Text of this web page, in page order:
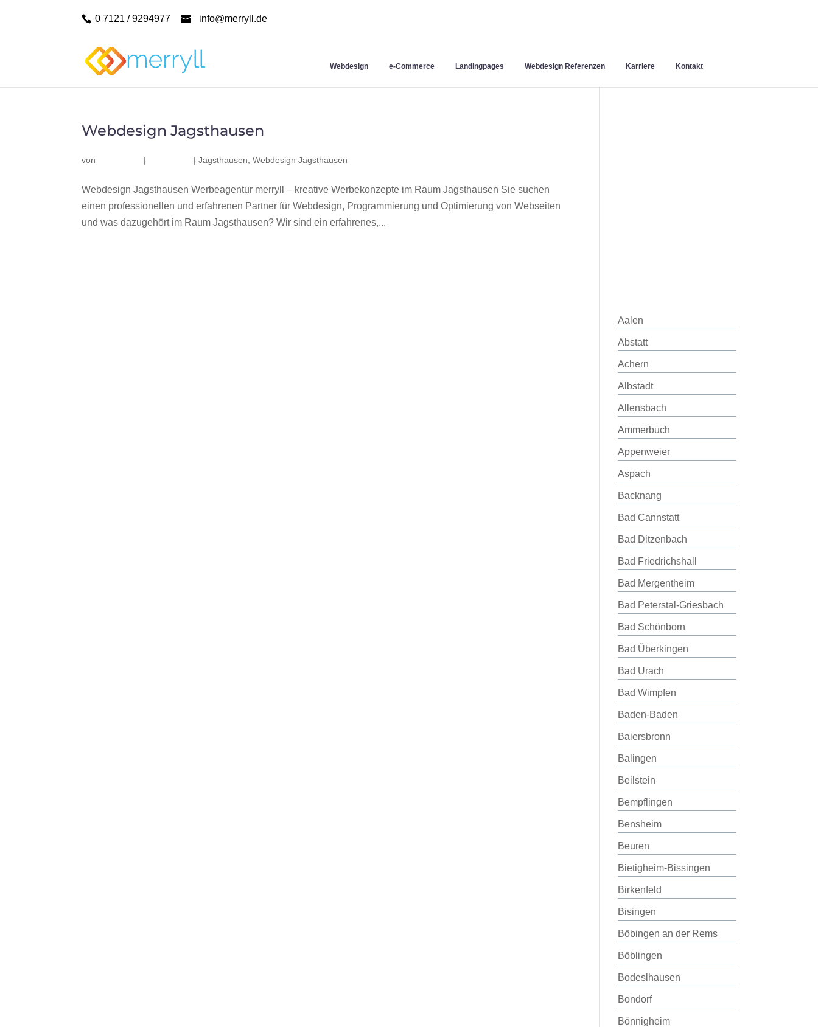
0 7121 / 9294977 info@merryll.de
Webdesign e-Commerce Landingpages Webdesign Referenzen Karriere Kontakt
Webdesign Jagsthausen
von | |Jagsthausen ,Webdesign Jagsthausen
Webdesign Jagsthausen Werbeagentur merryll – kreative Werbekonzepte im Raum Jagsthausen Sie suchen
einen professionellen und erfahrenen Partner für Webdesign, Programmierung und Optimierung von Webseiten
und was dazugehört im Raum Jagsthausen? Wir sind ein erfahrenes,...
Aalen
Abstatt
Achern
Albstadt
Allensbach
Ammerbuch
Appenweier
Aspach
Backnang
Bad Cannstatt
Bad Ditzenbach
Bad Friedrichshall
Bad Mergentheim
Bad Peterstal-Griesbach
Bad Schönborn
Bad Überkingen
Bad Urach
Bad Wimpfen
Baden-Baden
Baiersbronn
Balingen
Beilstein
Bempflingen
Bensheim
Beuren
Bietigheim-Bissingen
Birkenfeld
Bisingen
Böbingen an der Rems
Böblingen
Bodeslhausen
Bondorf
Bönnigheim